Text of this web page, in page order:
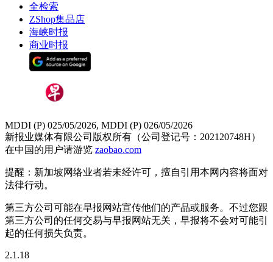
全检索
ZShop集品店
海峡时报
商业时报
MDDI (P) 025/05/2026, MDDI (P) 026/05/2026
新报业媒体有限公司版权所有（公司登记号：202120748H）
在中国的用户请游览 zaobao.com
提醒：新加坡网络业者若未经许可，擅自引用本网内容将面对
法律行动。
第三方公司可能在早报网站宣传他们的产品或服务。不过您跟
第三方公司的任何交易与早报网站无关，早报将不会对可能引
起的任何损失负责。
2.1.18